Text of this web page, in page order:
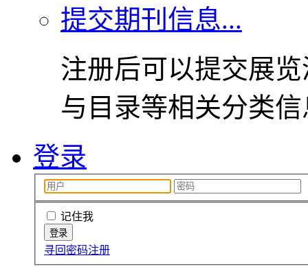
提交期刊信息...
注册后可以提交展
与目录等相关分类
登录
记住我
寻回密码注册